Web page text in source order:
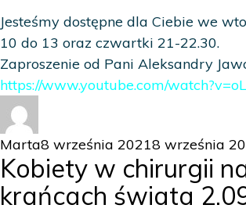
Jesteśmy dostępne dla Ciebie we
10 do 13 oraz czwartki 21-22.30.
Zaproszenie od Pani Aleksandry
https://www.youtube.com/
Autor
MartaData
publikacji
8 września 20218 września
Kobiety w chirurgii
krańcach świata